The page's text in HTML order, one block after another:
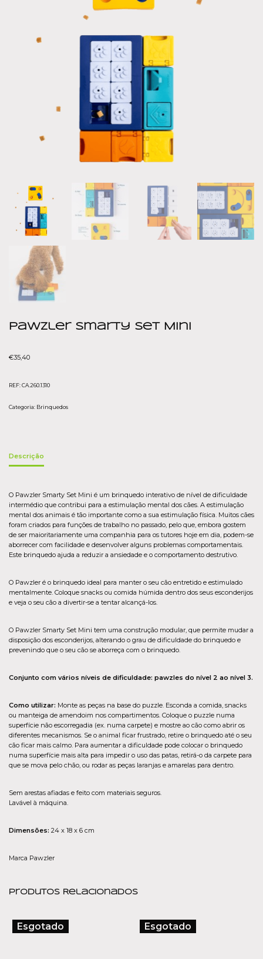
Pawzler Smarty Set Mini
€35,40
REF:CA.260.1310
Categoria: Brinquedos
Descrição
O Pawzler Smarty Set Mini é um brinquedo interativo de nível de dificuldade
intermédio que contribui para a estimulação mental dos cães. A estimulação
mental dos animais é tão importante como a sua estimulação física. Muitos cães
foram criados para funções de trabalho no passado, pelo que, embora gostem
de ser maioritariamente uma companhia para os tutores hoje em dia, podem-se
aborrecer com facilidade e desenvolver alguns problemas comportamentais.
Este brinquedo ajuda a reduzir a ansiedade e o comportamento destrutivo.
O Pawzler é o brinquedo ideal para manter o seu cão entretido e estimulado
mentalmente. Coloque snacks ou comida húmida dentro dos seus esconderijos
e veja o seu cão a divertir-se a tentar alcançá-los.
O Pawzler Smarty Set Mini tem uma construção modular, que permite mudar a
disposição dos esconderijos, alterando o grau de dificuldade do brinquedo e
prevenindo que o seu cão se aborreça com o brinquedo.
Conjunto com vários níveis de dificuldade: pawzles do nível 2 ao nível 3.
Como utilizar: Monte as peças na base do puzzle. Esconda a comida, snacks
ou manteiga de amendoim nos compartimentos. Coloque o puzzle numa
superfície não escorregadia (ex. numa carpete) e mostre ao cão como abrir os
diferentes mecanismos. Se o animal ficar frustrado, retire o brinquedo até o seu
cão ficar mais calmo. Para aumentar a dificuldade pode colocar o brinquedo
numa superfície mais alta para impedir o uso das patas, retirá-o da carpete para
que se mova pelo chão, ou rodar as peças laranjas e amarelas para dentro.
Sem arestas afiadas e feito com materiais seguros.
Lavável à máquina.
Dimensões: 24 x 18 x 6 cm
Marca Pawzler
Produtos Relacionados
Esgotado Esgotado